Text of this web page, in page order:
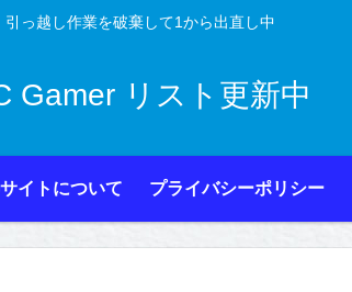
引っ越し作業を破棄して1から出直し中
Gamer リスト更新中
イトについて プライバシーポリシー